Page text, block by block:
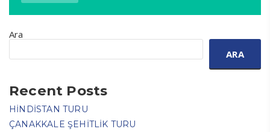
Ara
ARA
Recent Posts
HİNDİSTAN TURU
ÇANAKKALE ŞEHİTLİK TURU